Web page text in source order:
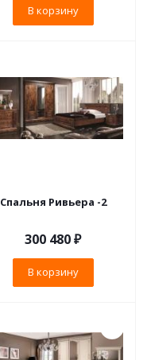
В корзину
Спальня Ривьера -2
300 480₽
В корзину